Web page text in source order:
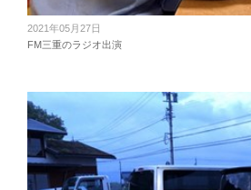
2021年05月27日
FM三重のラジオ出演